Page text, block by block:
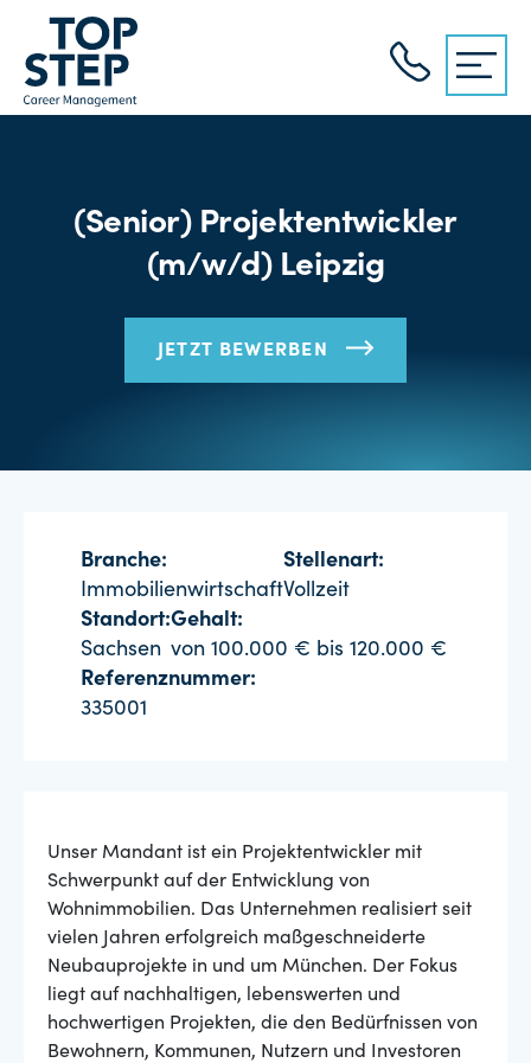
(Senior) Projektentwickler
(m/w/d) Leipzig
JETZT BEWERBEN
Branche:
Immobilienwirtschaft
Stellenart:
Vollzeit
Standort:
Sachsen
Gehalt:
von 100.000 € bis 120.000 €
Referenznummer:
335001
Unser Mandant ist ein Projektentwickler mit
Schwerpunkt auf der Entwicklung von
Wohnimmobilien. Das Unternehmen realisiert seit
vielen Jahren erfolgreich maßgeschneiderte
Neubauprojekte in und um München. Der Fokus
liegt auf nachhaltigen, lebenswerten und
hochwertigen Projekten, die den Bedürfnissen von
Bewohnern, Kommunen, Nutzern und Investoren